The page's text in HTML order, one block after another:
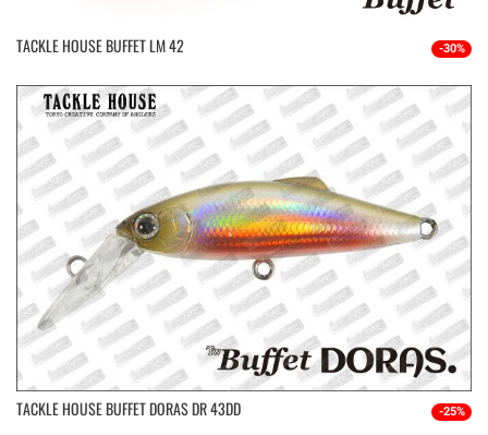
TACKLE HOUSE BUFFET LM 42 -30%
TACKLE HOUSE BUFFET DORAS DR 43DD -25%